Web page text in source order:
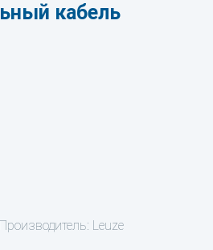
кабель
Leuze